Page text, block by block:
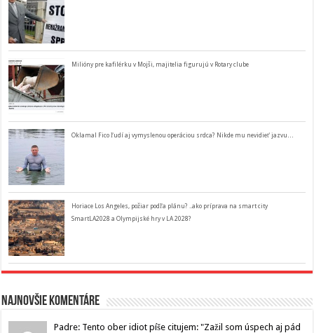
Milióny pre kafilérku v Mojši, majitelia figurujú v Rotary clube
Oklamal Fico ľudí aj vymyslenou operáciou srdca? Nikde mu nevidieť jazvu…
Horiace Los Angeles, požiar podľa plánu? ..ako príprava na smart city
SmartLA2028 a Olympijské hry v LA 2028?
Najnovšie komentáre
Padre: Tento ober idiot píše citujem: "Zažil som úspech aj pád